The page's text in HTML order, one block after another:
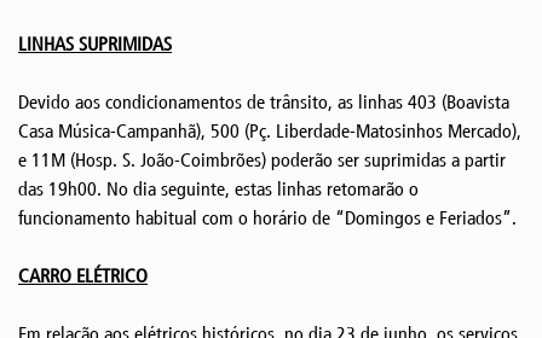
LINHAS SUPRIMIDAS
Devido aos condicionamentos de trânsito, as linhas 403 (Boavista
Casa Música-Campanhã), 500 (Pç. Liberdade-Matosinhos Mercado),
e 11M (Hosp. S. João-Coimbrões) poderão ser suprimidas a partir
das 19h00. No dia seguinte, estas linhas retomarão o
funcionamento habitual com o horário de “Domingos e Feriados”.
CARRO ELÉTRICO